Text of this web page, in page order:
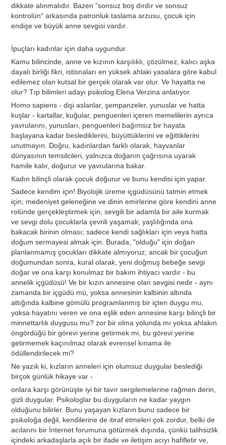
dikkate alınmalıdır. Bazen "sonsuz boş dırdır ve sonsuz
kontrolün" arkasında patronluk taslama arzusu, çocuk için
endişe ve büyük anne sevgisi vardır.
İpuçları kadınlar için daha uygundur.
Kamu bilincinde, anne ve kızının karşılıklı, çözülmez, kalıcı aşka
dayalı birliği fikri, istisnaları en yüksek ahlaki yasalara göre kabul
edilemez olan kutsal bir gerçek olarak var olur. Ve hayatta ne
olur? Tıp bilimleri adayı psikolog Elena Verzina anlatıyor.
Homo sapiens - dişi aslanlar, şempanzeler, yunuslar ve hatta
kuşlar - kartallar, kuğular, penguenleri içeren memelilerin ayrıca
yavrularını, yunusları, penguenleri bağımsız bir hayata
başlayana kadar beslediklerini, büyüttüklerini ve eğittiklerini
unutmayın. Doğru, kadınlardan farklı olarak, hayvanlar
dünyasının temsilcileri, yalnızca doğanın çağrısına uyarak
hamile kalır, doğurur ve yavrularına bakar.
Kadın bilinçli olarak çocuk doğurur ve bunu kendisi için yapar.
Sadece kendim için! Biyolojik üreme içgüdüsünü tatmin etmek
için; medeniyet geleneğine ve dinin emirlerine göre kendini anne
rolünde gerçekleştirmek için; sevgili bir adamla bir aile kurmak
ve sevgi dolu çocuklarla çevrili yaşamak; yaşlılığında ona
bakacak birinin olması; sadece kendi sağlıkları için veya hatta
doğum sermayesi almak için. Burada, "olduğu" için doğan
planlanmamış çocukları dikkate almıyoruz; ancak bir çocuğun
doğumundan sonra, kural olarak, yeni doğmuş bebeğe sevgi
doğar ve ona karşı konulmaz bir bakım ihtiyacı vardır - bu
annelik içgüdüsü! Ve bir kızın annesine olan sevgisi nedir - aynı
zamanda bir içgüdü mü, yoksa annesinin kalbinin altında
attığında kalbine gömülü programlanmış bir içten duygu mu,
yoksa hayatını veren ve ona eşlik eden annesine karşı bilinçli bir
minnettarlık duygusu mu? zor bir olma yolunda mı yoksa ahlakın
öngördüğü bir görevi yerine getirmek mi, bu görevi yerine
getirmemek kaçınılmaz olarak evrensel kınama ile
ödüllendirilecek mi?
Ne yazık ki, kızların anneleri için olumsuz duygular beslediği
birçok günlük hikaye var -
onlara karşı görünüşte iyi bir tavır sergilemelerine rağmen derin,
gizli duygular. Psikologlar bu duyguların ne kadar yaygın
olduğunu bilirler. Bunu yaşayan kızların bunu sadece bir
psikoloğa değil, kendilerine de itiraf etmeleri çok zordur, belki de
acılarını bir İnternet forumuna götürmek dışında, çünkü talihsizlik
içindeki arkadaşlarla açık bir ifade ve iletişim acıyı hafifletir ve,